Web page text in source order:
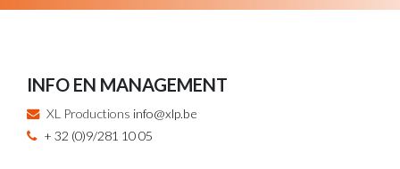
INFO EN MANAGEMENT
XL Productions info@xlp.be
+ 32 (0)9/281 10 05